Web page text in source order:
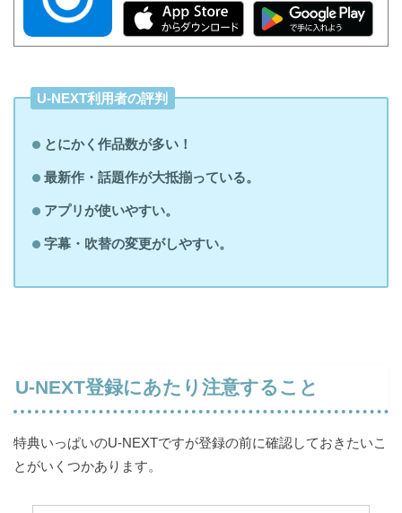
1つの契約で4つのアカウントが作れる
ダウンロードが可能なのでWi-Fiを気にせず
利用ができる
テレビやスマホなど各デバイスに対応可能
U-NEXT利用者の評判
とにかく作品数が多い！
最新作・話題作が大抵揃っている。
アプリが使いやすい。
字幕・吹替の変更がしやすい。
U-NEXT登録にあたり注意すること
特典いっぱいのU-NEXTですが登録の前に確認しておきたいこ
とがいくつかあります。